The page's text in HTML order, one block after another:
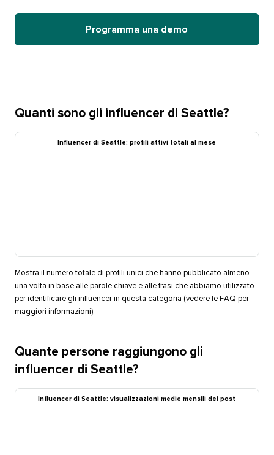
Programma una demo​​
Quanti sono gli influencer di Seattle?​​
Influencer di Seattle: profili attivi totali al mese​​
Mostra il numero totale di profili unici che hanno pubblicato almeno
una volta in base alle parole chiave e alle frasi che abbiamo utilizzato
per identificare gli influencer in questa categoria (vedere le FAQ per
maggiori informazioni).​​
Quante persone raggiungono gli
influencer di Seattle?​​
Influencer di Seattle: visualizzazioni medie mensili dei post​​